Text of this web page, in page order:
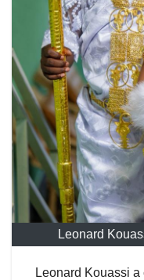
Leonard
Leonard Kouassi